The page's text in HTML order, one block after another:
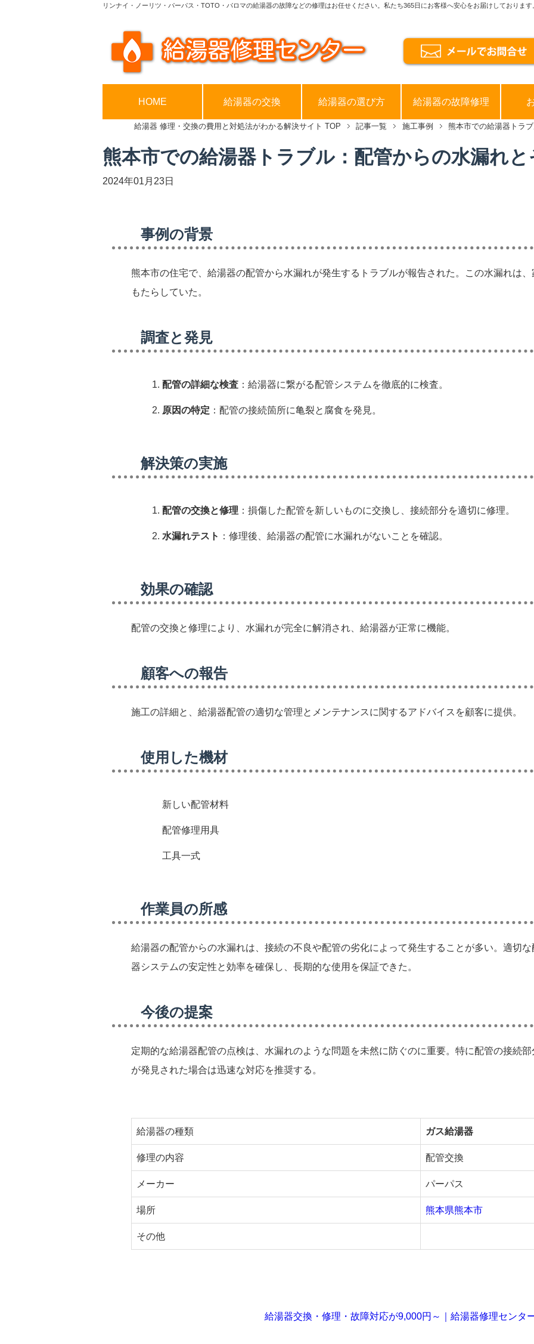
リンナイ・ノーリツ・パーパス・TOTO・パロマの給湯器の故障などの修理はお任せください。私たち365日にお客様へ安心をお届けしております
HOME 給湯器の交換 給湯器の選び方 給湯器の故障修理
給湯器 修理・交換の費用と対処法がわかる解決サイト TOP 記事一覧 施工事例 熊本市での給湯器トラ
熊本市での給湯器トラブル：配管からの水漏れ
2024年01月23日
事例の背景
熊本市の住宅で、給湯器の配管から水漏れが発生するトラブルが報告された。この水漏れは
もたらしていた。
調査と発見
配管の詳細な検査 ：給湯器に繋がる配管システムを徹底的に検査。
原因の特定 ：配管の接続箇所に亀裂と腐食を発見。
解決策の実施
配管の交換と修理 ：損傷した配管を新しいものに交換し、接続部分を適切に修理。
水漏れテスト ：修理後、給湯器の配管に水漏れがないことを確認。
効果の確認
配管の交換と修理により、水漏れが完全に解消され、給湯器が正常に機能。
顧客への報告
施工の詳細と、給湯器配管の適切な管理とメンテナンスに関するアドバイスを顧客に提供。
使用した機材
新しい配管材料
配管修理用具
工具一式
作業員の所感
給湯器の配管からの水漏れは、接続の不良や配管の劣化によって発生することが多い。適切
器システムの安定性と効率を確保し、長期的な使用を保証できた。
今後の提案
定期的な給湯器配管の点検は、水漏れのような問題を未然に防ぐのに重要。特に配管の接続
が発見された場合は迅速な対応を推奨する。
給湯器の種類 ガス給湯器
修理の内容 配管交換
メーカー パーパス
場所 熊本県熊本市
その他
給湯器交換・修理・故障対応が9,000円～｜給湯器修理センタ